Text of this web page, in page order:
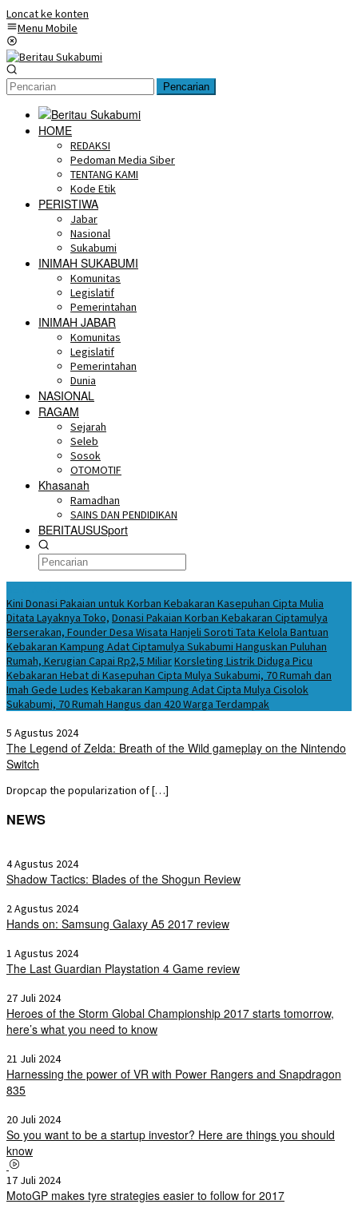
Loncat ke konten
Menu Mobile
Pencarian
HOME
REDAKSI
Pedoman Media Siber
TENTANG KAMI
Kode Etik
PERISTIWA
Jabar
Nasional
Sukabumi
INIMAH SUKABUMI
Komunitas
Legislatif
Pemerintahan
INIMAH JABAR
Komunitas
Legislatif
Pemerintahan
Dunia
NASIONAL
RAGAM
Sejarah
Seleb
Sosok
OTOMOTIF
Khasanah
Ramadhan
SAINS DAN PENDIDIKAN
BERITAUSUSport
Kini Donasi Pakaian untuk Korban Kebakaran Kasepuhan Cipta Mulia
Ditata Layaknya Toko, Donasi Pakaian Korban Kebakaran Ciptamulya
Berserakan, Founder Desa Wisata Hanjeli Soroti Tata Kelola Bantuan
Kebakaran Kampung Adat Ciptamulya Sukabumi Hanguskan Puluhan
Rumah, Kerugian Capai Rp2,5 MiliarKorsleting Listrik Diduga Picu
Kebakaran Hebat di Kasepuhan Cipta Mulya Sukabumi, 70 Rumah dan
Imah Gede Ludes Kebakaran Kampung Adat Cipta Mulya Cisolok
Sukabumi, 70 Rumah Hangus dan 420 Warga Terdampak
5 Agustus 2024
The Legend of Zelda: Breath of the Wild gameplay on the Nintendo
Switch
Dropcap the popularization of […]
NEWS
4 Agustus 2024
Shadow Tactics: Blades of the Shogun Review
2 Agustus 2024
Hands on: Samsung Galaxy A5 2017 review
1 Agustus 2024
The Last Guardian Playstation 4 Game review
27 Juli 2024
Heroes of the Storm Global Championship 2017 starts tomorrow,
here’s what you need to know
21 Juli 2024
Harnessing the power of VR with Power Rangers and Snapdragon
835
20 Juli 2024
So you want to be a startup investor? Here are things you should
know
17 Juli 2024
MotoGP makes tyre strategies easier to follow for 2017